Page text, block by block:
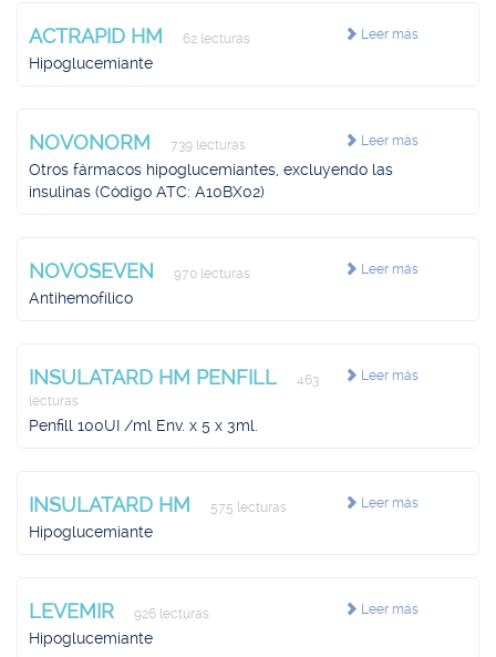
Leer más
ACTRAPID HM 62 lecturas
Hipoglucemiante
Leer más
NOVONORM 739 lecturas
Otros fármacos hipoglucemiantes, excluyendo las
insulinas (Código ATC: A10BX02)
Leer más
NOVOSEVEN 970 lecturas
Antihemofílico
Leer más
INSULATARD HM PENFILL
463
lecturas
Penfill 100UI /ml Env. x 5 x 3ml.
Leer más
INSULATARD HM 575 lecturas
Hipoglucemiante
Leer más
LEVEMIR 926 lecturas
Hipoglucemiante